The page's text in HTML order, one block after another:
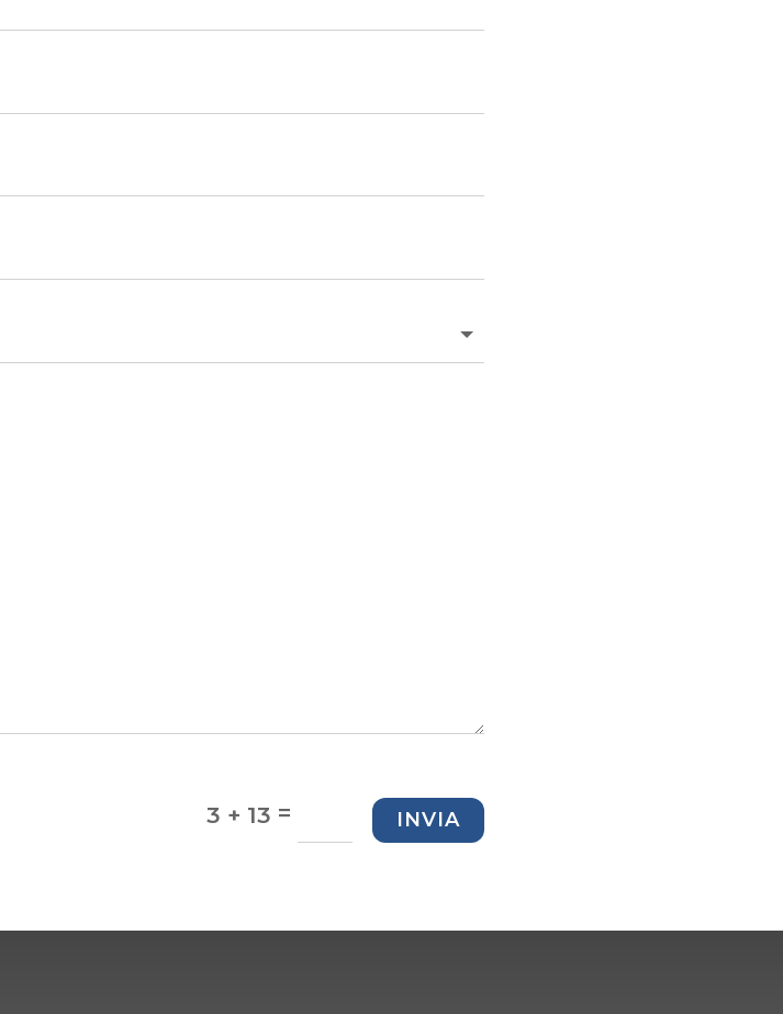
3 + 13 = INVIA